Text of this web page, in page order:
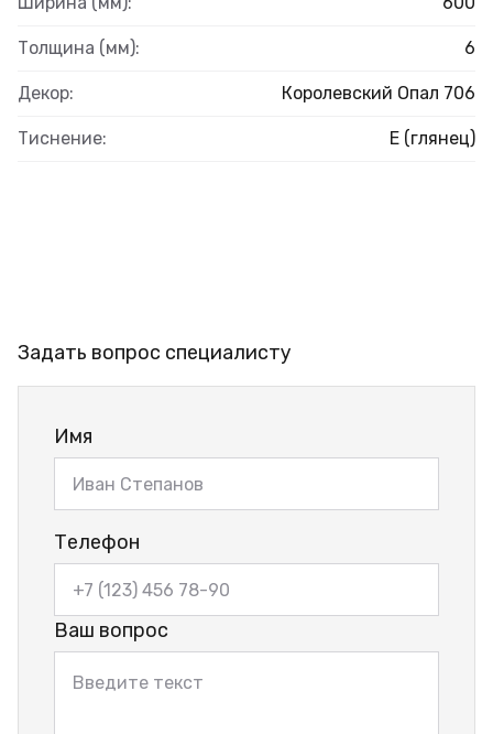
Толщина (мм): 6
Декор: Королевский Опал 706
Тиснение: E (глянец)
Задать вопрос специалисту
Имя
Телефон
Ваш вопрос